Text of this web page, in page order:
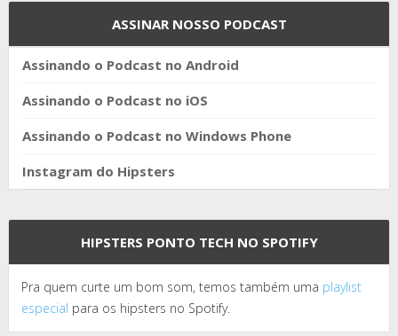
ASSINAR NOSSO PODCAST
Assinando o Podcast no Android
Assinando o Podcast no iOS
Assinando o Podcast no Windows Phone
Instagram do Hipsters
HIPSTERS PONTO TECH NO SPOTIFY
Pra quem curte um bom som, temos também uma playlist
especial para os hipsters no Spotify.